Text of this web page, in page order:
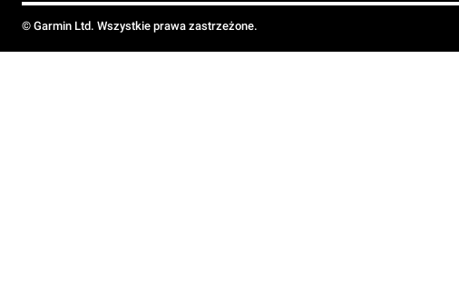
© Garmin Ltd. Wszystkie prawa zastrzeżone.